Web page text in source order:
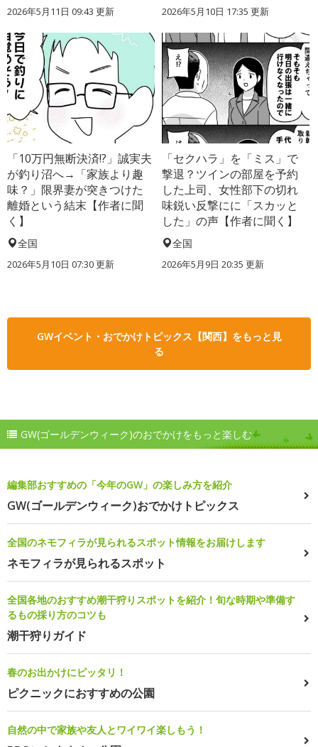
2026年5月11日 09:43 更新 2026年5月10日 17:35 更新
「10万円無断決済!?」誠実夫
が釣り沼へ→「家族より趣
味？」限界妻が突きつけた
離婚という結末【作者に聞
く】
全国
2026年5月10日 07:30 更新
「セクハラ」を「ミス」で
撃退？ツインの部屋を予約
した上司、女性部下の切れ
味鋭い反撃にに「スカッと
した」の声【作者に聞く】
全国
2026年5月9日 20:35 更新
GWイベント・おでかけトピックス【関西】をもっと見
る
GW(ゴールデンウィーク)のおでかけをもっと楽しむ
編集部おすすめの「今年のGW」の楽しみ方を紹介
GW(ゴールデンウィーク)おでかけトピックス
全国のネモフィラが見られるスポット情報をお届けします
ネモフィラが見られるスポット
全国各地のおすすめ潮干狩りスポットを紹介！旬な時期や準備す
るもの採り方のコツも
潮干狩りガイド
春のお出かけにピッタリ！
ピクニックにおすすめの公園
自然の中で家族や友人とワイワイ楽しもう！